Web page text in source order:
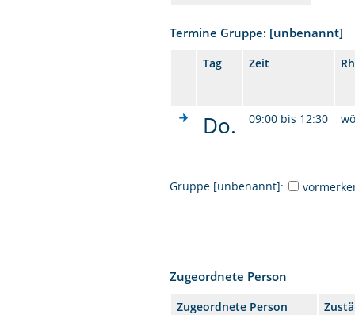
Termine Gruppe: [unbenannt]
Tag Zeit
Do. 09:00 bis 12:30
Gruppe [unbenannt]:
Zugeordnete Person
Zugeordnete Person